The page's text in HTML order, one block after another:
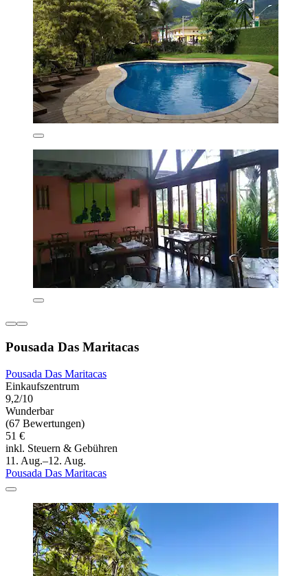
Pousada Das Maritacas
Pousada Das Maritacas
Einkaufszentrum
9,2/10
Wunderbar
(67 Bewertungen)
51 €
inkl. Steuern & Gebühren
11. Aug.–12. Aug.
Pousada Das Maritacas